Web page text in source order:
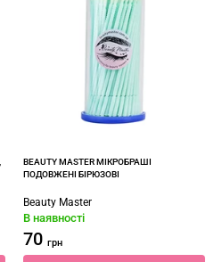
BEAUTY MASTER МІКРОБРАШІ
ПОДОВЖЕНІ БІРЮЗОВІ
Beauty Master
В наявності
70 грн